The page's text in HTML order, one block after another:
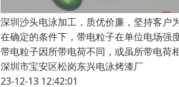
深圳沙头电泳加工，质优价廉，坚持客户
在确定的条件下，带电粒子在单位电场强
带电粒子因所带电荷不同，或虽所带电荷
深圳市宝安区松岗东兴电泳烤漆厂
23-12-13 12:42:01